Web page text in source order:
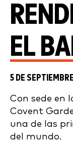
EL
5 DE
Con sede en
Covent
una de las
del mundo.